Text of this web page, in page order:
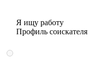
Я ищу работу
Профиль соискателя